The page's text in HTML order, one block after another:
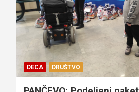
DECA DRUŠTVO